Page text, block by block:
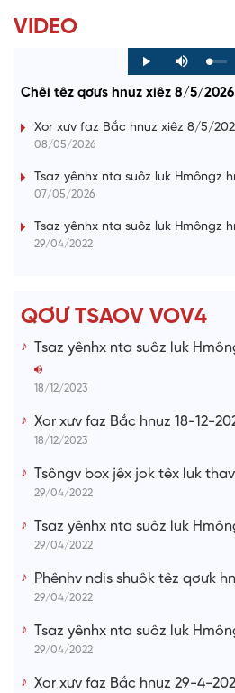
VIDEO
P
l
y
M
u
e
L
o
d
0
P
r
g
s
Chêi têz qơưs hnuz xiêz 8/5/2026
Xor xưv faz Bắc hnuz xiêz 8/5/
08/05/2026
Tsaz yênhx nta suôz luk Hmôngz
07/05/2026
Tsaz yênhx nta suôz luk Hmôngz
29/04/2022
QƠƯ TSAOV VOV4
Tsaz yênhx nta suôz luk
18/12/2023
Xor xưv faz Bắc hnuz 18-12-
18/12/2023
Tsôngv box jêx jok têx luk
29/04/2022
Tsaz yênhx nta suôz luk
29/04/2022
Phênhv ndis shuôk têz qơưk
29/04/2022
Tsaz yênhx nta suôz luk
29/04/2022
Xor xưv faz Bắc hnuz 29-4-